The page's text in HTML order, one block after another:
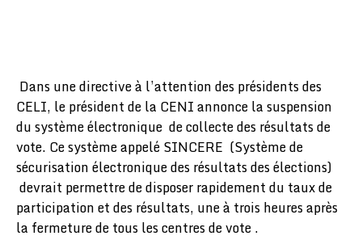
Dans une directive à l’attention des présidents des
CELI, le président de la CENI annonce la suspension
du système électronique de collecte des résultats de
vote. Ce système appelé SINCERE (Système de
sécurisation électronique des résultats des élections)
devrait permettre de disposer rapidement du taux de
participation et des résultats, une à trois heures après
la fermeture de tous les centres de vote .